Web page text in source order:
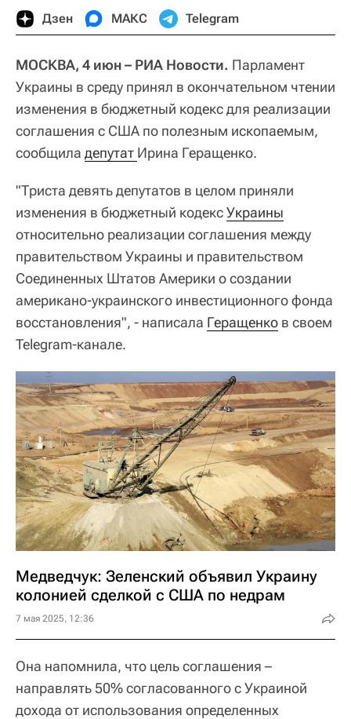
Дзен МАКС Telegram
МОСКВА, 4 июн – РИА Новости. Парламент
Украины в среду принял в окончательном чтении
изменения в бюджетный кодекс для реализации
соглашения с США по полезным ископаемым,
сообщила депутат Ирина Геращенко.
"Триста девять депутатов в целом приняли
изменения в бюджетный кодексУкраины
относительно реализации соглашения между
правительством Украины и правительством
Соединенных Штатов Америки о создании
американо-украинского инвестиционного фонда
восстановления", - написала Геращенко в своем
Telegram-канале.
Медведчук: Зеленский объявил Украину
колонией сделкой с США по недрам
7 мая 2025, 12:36
Она напомнила, что цель соглашения –
направлять 50% согласованного с Украиной
дохода от использования определенных